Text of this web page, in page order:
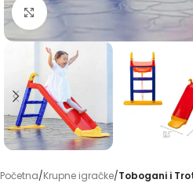
Click to enlarge
Početna Krupne igračke Tobogani i